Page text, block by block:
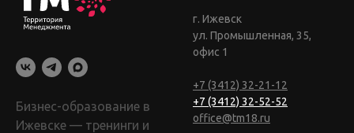
Бизнес-образование в
Ижевске — тренинги и
г. Ижевск
ул. Промышленная, 35,
офис 1
+7 (3412) 32-21-12
+7 (3412) 32-52-52
office@tm18.ru